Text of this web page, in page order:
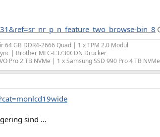
bin_8
GB DDR4-2666 Quad | 1 x TPM 2.0 Modul
| Brother MFC-L3730CDN Drucker
Pro 2 TB NVMe | 1 x Samsung SSD 990 Pro 4 TB NVMe
sind ...